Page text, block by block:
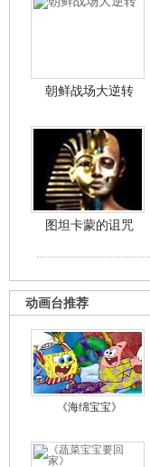
朝鲜战场大逆转
图坦卡蒙的诅咒
动画台推荐
《海绵宝宝》